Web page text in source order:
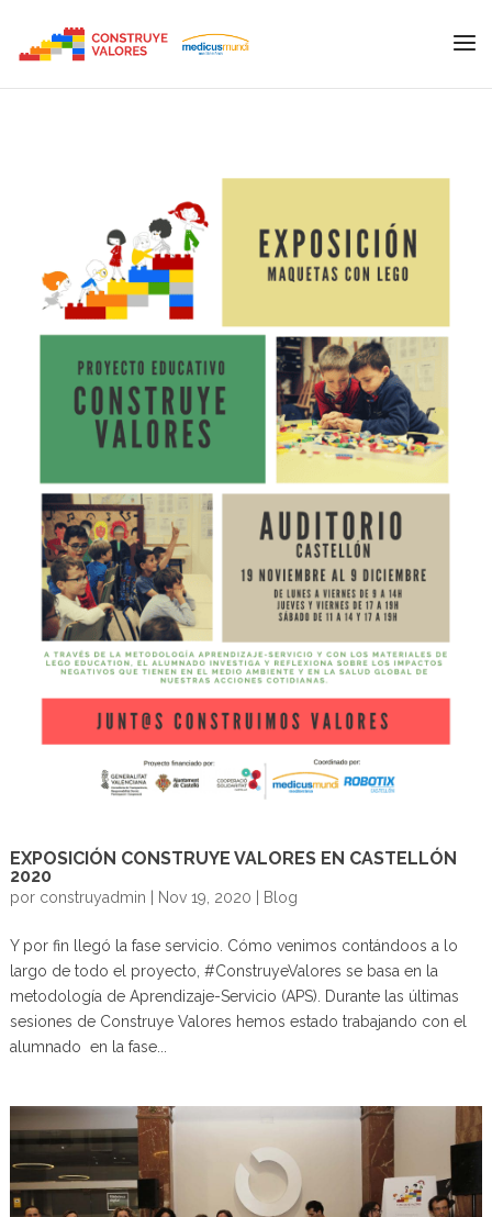
EXPOSICIÓN CONSTRUYE VALORES EN CASTELLÓN
2020
por construyadmin Nov 19, 2020 Blog
Y por fin llegó la fase servicio. Cómo venimos contándoos a lo
largo de todo el proyecto, #ConstruyeValores se basa en la
metodología de Aprendizaje-Servicio (APS). Durante las últimas
sesiones de Construye Valores hemos estado trabajando con el
alumnado en la fase...